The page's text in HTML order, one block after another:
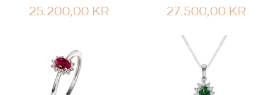
25.200,00 KR 27.500,00 KR